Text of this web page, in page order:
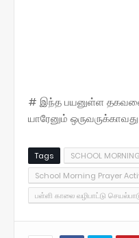
# இந்த பயனுள்ள
யாரேனும்
Tags
SCHOOL
School Morning Prayer
பள்ளி காலை வழிபாட்டு